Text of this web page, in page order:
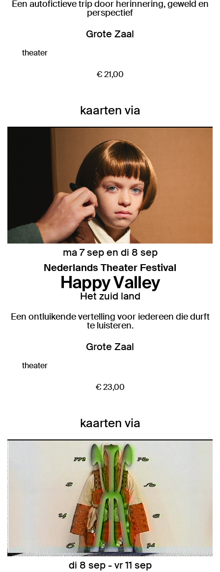
Een autofictieve trip door herinnering, geweld en
perspectief
Grote Zaal
theater
€ 21,00
kaarten via
Happy Valley
Het zuid land
Nederlands Theater Festival
ma 7 sepen di 8 sep
Een ontluikende vertelling voor iedereen die durft
te luisteren.
Grote Zaal
theater
€ 23,00
kaarten via
di 8 sep-vr 11 sep